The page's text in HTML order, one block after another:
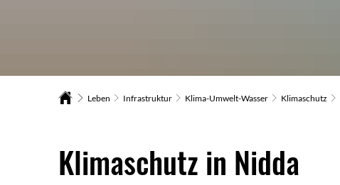
Leben Infrastruktur Klima-Umwelt-Wasser Klimaschutz
Klimaschutzmaßnahmen
Klimaschutz in Nidda